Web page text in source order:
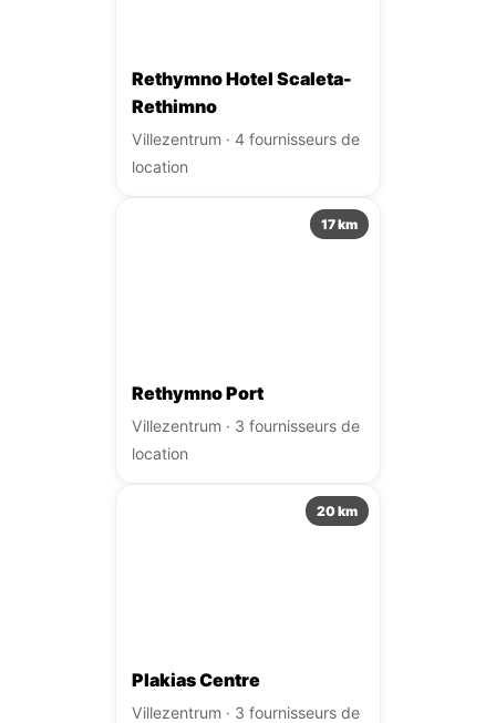
Rethymno Hotel Scaleta-
Rethimno
Villezentrum · 4 fournisseurs de
location
17 km
Rethymno Port
Villezentrum · 3 fournisseurs de
location
20 km
Plakias Centre
Villezentrum · 3 fournisseurs de